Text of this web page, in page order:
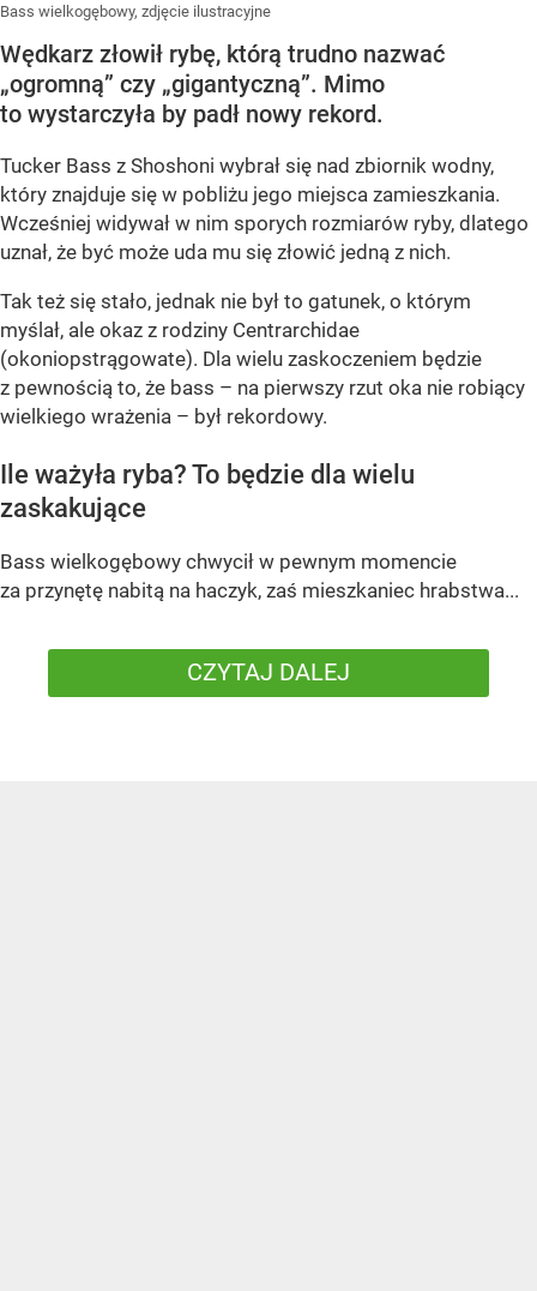
Bass wielkogębowy, zdjęcie ilustracyjne
Wędkarz złowił rybę, którą trudno nazwać
„ogromną” czy „gigantyczną”. Mimo
to wystarczyła by padł nowy rekord.
Tucker Bass z Shoshoni wybrał się nad zbiornik wodny,
który znajduje się w pobliżu jego miejsca zamieszkania.
Wcześniej widywał w nim sporych rozmiarów ryby, dlatego
uznał, że być może uda mu się złowić jedną z nich.
Tak też się stało, jednak nie był to gatunek, o którym
myślał, ale okaz z rodziny Centrarchidae
(okoniopstrągowate). Dla wielu zaskoczeniem będzie
z pewnością to, że bass – na pierwszy rzut oka nie robiący
wielkiego wrażenia – był rekordowy.
Ile ważyła ryba? To będzie dla wielu
zaskakujące
Bass wielkogębowy chwycił w pewnym momencie
za przynętę nabitą na haczyk, zaś mieszkaniec hrabstwa...
CZYTAJ DALEJ